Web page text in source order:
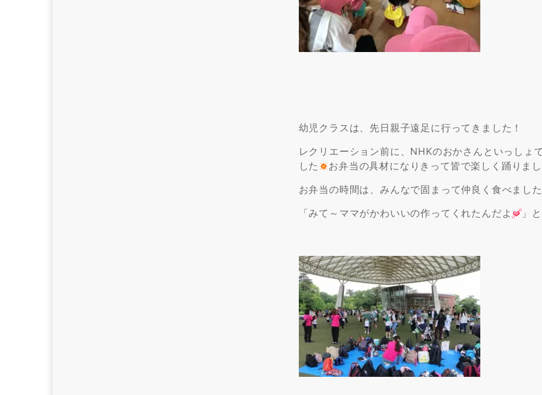
幼児クラスは、先日親子遠足に行ってきました！
レクリエーション前に、NHKのおかさんといっしょ
した
お弁当の具材になりきって皆で楽しく踊りま
お弁当の時間は、みんなで固まって仲良く食べまし
「みて～ママがかわいいの作ってくれたんだよ
」